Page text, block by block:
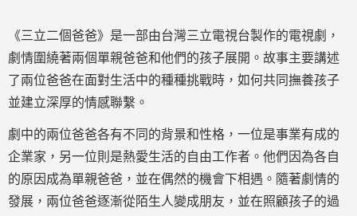
《三立二個爸爸》是一部由台灣三立電視台製作的電視劇，
劇情圍繞著兩個單親爸爸和他們的孩子展開。故事主要講述
了兩位爸爸在面對生活中的種種挑戰時，如何共同撫養孩子
並建立深厚的情感聯繫。
劇中的兩位爸爸各有不同的背景和性格，一位是事業有成的
企業家，另一位則是熱愛生活的自由工作者。他們因為各自
的原因成為單親爸爸，並在偶然的機會下相遇。隨著劇情的
發展，兩位爸爸逐漸從陌生人變成朋友，並在照顧孩子的過